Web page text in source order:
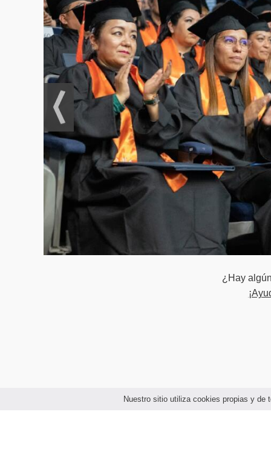
Nuestro sitio utiliza cookies propias y de
Mezcla por
Modelos y
Entregables y
Casos
7mo Cuatrimestre Preproducción
Captura vocal
Edición y
Mezcla
Preparación
Diseño sonoro
¿Hay